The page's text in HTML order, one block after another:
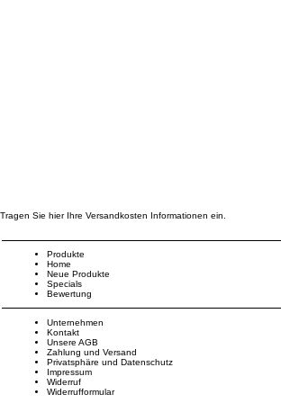
Tragen Sie hier Ihre Versandkosten Informationen ein.
Produkte
Home
Neue Produkte
Specials
Bewertung
Unternehmen
Kontakt
Unsere AGB
Zahlung und Versand
Privatsphäre und Datenschutz
Impressum
Widerruf
Widerrufformular